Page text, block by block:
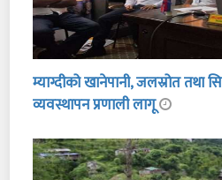
म्याग्दीको खानेपानी, जलस्रोत तथा
व्यवस्थापन प्रणाली लागू